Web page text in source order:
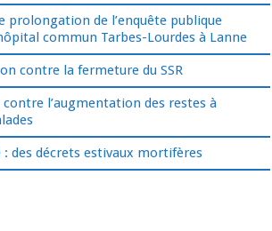
prolongation de l’enquête publique
commun Tarbes-Lourdes à Lanne
contre la fermeture du SSR
l’augmentation des restes à
: des décrets estivaux mortifères